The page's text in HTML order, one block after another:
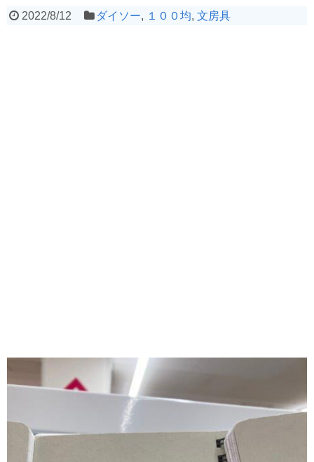
2022/8/12 ダイソー, １００均,文房具